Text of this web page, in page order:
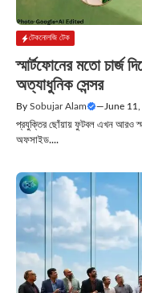
টেকনোলজি টেক
স্মার্টফোনের মতো চার্জ
অত্যাধুনিক সেন্সর
By Sobujar Alam — June
প্রযুক্তির ছোঁয়ায় ফুটবল এখন আরও
অফসাইড....